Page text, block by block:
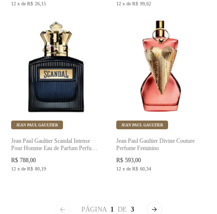
12 x de R$ 26,15 12 x de R$ 99,62
JEAN PAUL GAULTIER
Jean Paul Gaultier Scandal Intense
Pour Homme Eau de Parfum Perfume
R$ 788,00
12 x de R$ 80,19
JEAN PAUL GAULTIER
Jean Paul Gaultier Divine Couture
Perfume Feminino
R$ 593,00
12 x de R$ 60,34
PÁGINA 1 DE 3